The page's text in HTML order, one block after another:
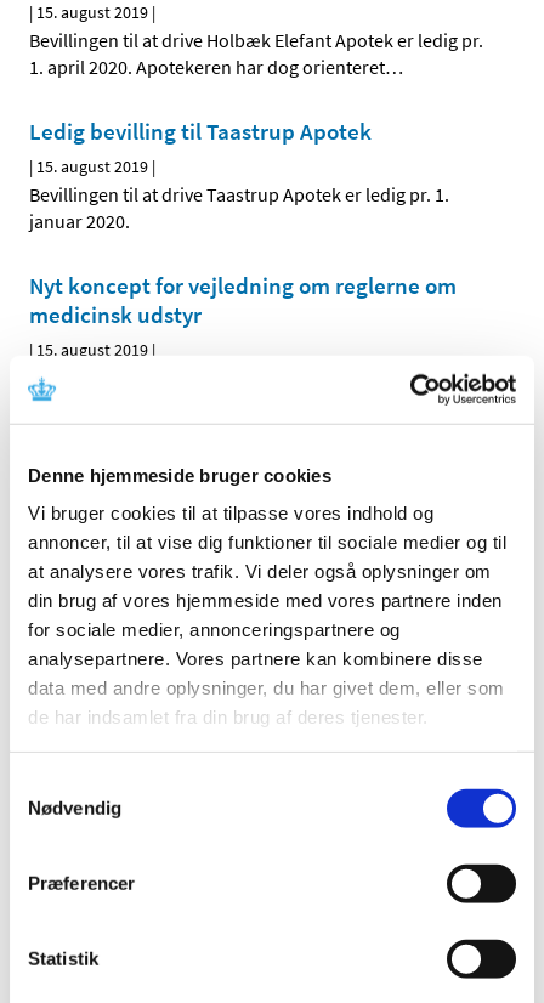
Denne hjemmeside bruger cookies
Vi bruger cookies til at tilpasse vores indhold og
annoncer, til at vise dig funktioner til sociale medier og til
at analysere vores trafik. Vi deler også oplysninger om
din brug af vores hjemmeside med vores partnere inden
for sociale medier, annonceringspartnere og
analysepartnere. Vores partnere kan kombinere disse
data med andre oplysninger, du har givet dem, eller som
de har indsamlet fra din brug af deres tjenester.
Nødvendig
Præferencer
Statistik
| 15. august 2019 |
Bevillingen til at drive Holbæk Elefant Apotek er ledig pr.
1. april 2020. Apotekeren har dog orienteret…
Ledig bevilling til Taastrup Apotek
| 15. august 2019 |
Bevillingen til at drive Taastrup Apotek er ledig pr. 1.
januar 2020.
Nyt koncept for vejledning om reglerne om
medicinsk udstyr
| 15. august 2019 |
Nyt pilotprojekt: Nu kan bl.a. start-ups få 1:1 rådgivning af
Lægemiddelstyrelsen om love og regler om medicinsk…
Bevilling til Præstø Apotek
| 8. august 2019 |
Lægemiddelstyrelsen har den 29. juli 2019 meddelt
Jamhureh Hannani bevilling til at drive Præstø Apotek.
Ny digital guide til indberetning af samarbejde
med industrien
|6. august 2019|
En ny digital guide på Lægemiddelstyrelsens hjemmeside
TID
2024 (224)